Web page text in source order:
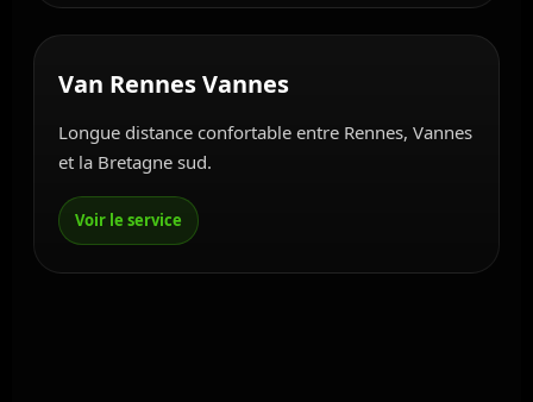
Van Rennes Vannes
Longue distance confortable entre Rennes, Vannes
et la Bretagne sud.